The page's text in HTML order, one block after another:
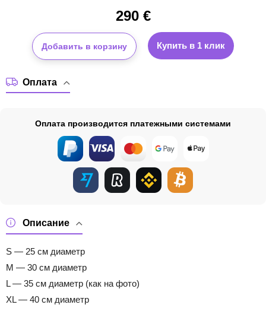
290€
Добавить в корзину Купить в 1 клик
Описание
S — 25 см диаметр
M — 30 см диаметр
L — 35 см диаметр (как на фото)
XL — 40 см диаметр
Оплата
Оплата производится платежными системами